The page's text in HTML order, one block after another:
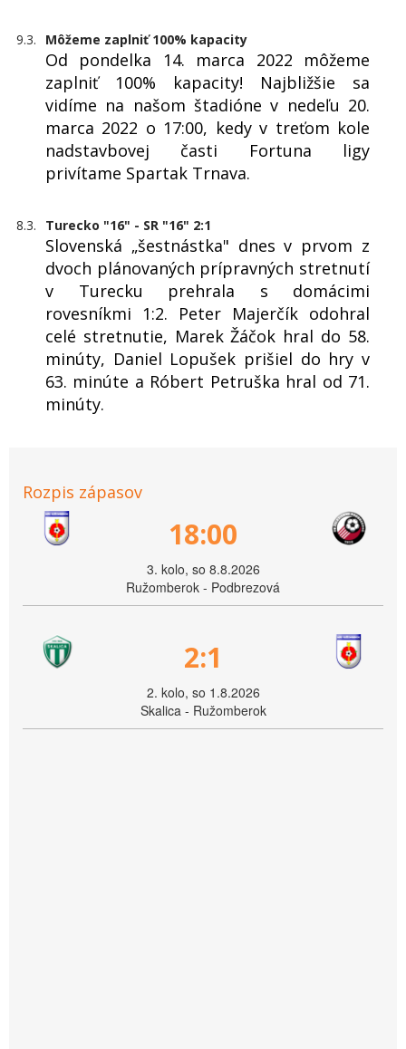
9.3. Môžeme zaplniť 100% kapacity
Od pondelka 14. marca 2022 môžeme
zaplniť 100% kapacity! Najbližšie sa
vidíme na našom štadióne v nedeľu 20.
marca 2022 o 17:00, kedy v treťom kole
nadstavbovej časti Fortuna ligy
privítame Spartak Trnava.
8.3. Turecko "16" - SR "16" 2:1
Slovenská „šestnástka" dnes v prvom z
dvoch plánovaných prípravných stretnutí
v Turecku prehrala s domácimi
rovesníkmi 1:2. Peter Majerčík odohral
celé stretnutie, Marek Žáčok hral do 58.
minúty, Daniel Lopušek prišiel do hry v
63. minúte a Róbert Petruška hral od 71.
minúty.
Rozpis zápasov
18:00
3. kolo, so 8.8.2026
Ružomberok - Podbrezová
2:1
2. kolo, so 1.8.2026
Skalica - Ružomberok